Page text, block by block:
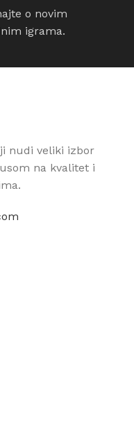
o novim
igrama.
nudi veliki izbor
na kvalitet i